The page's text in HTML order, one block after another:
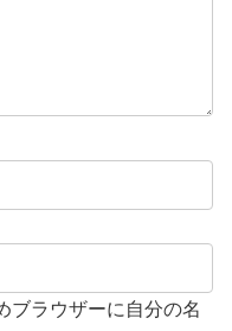
ブラウザーに自分の名